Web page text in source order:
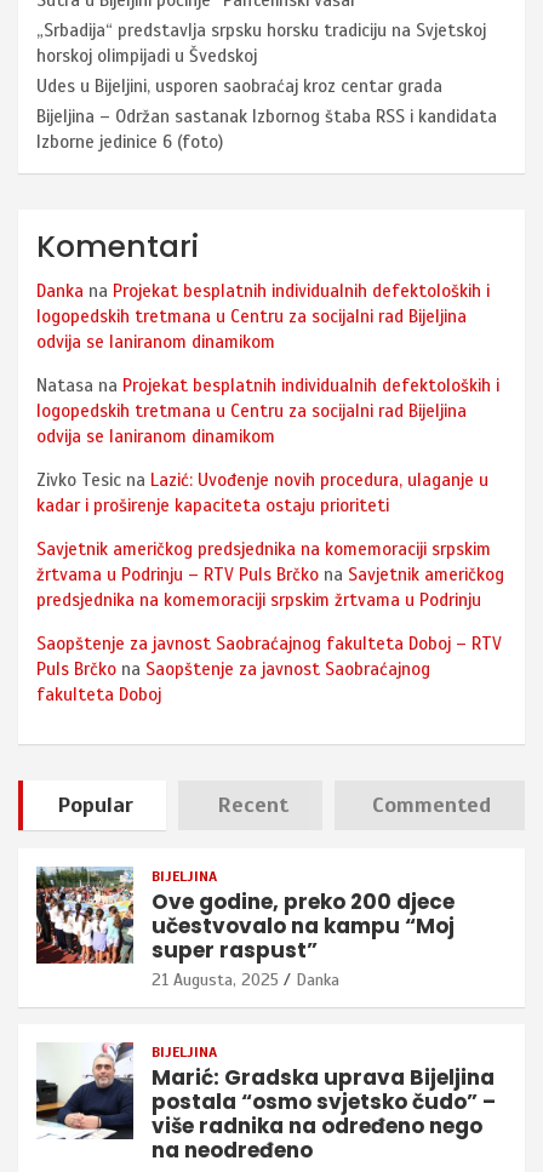
„Srbadija“ predstavlja srpsku horsku tradiciju na Svjetskoj
horskoj olimpijadi u Švedskoj
Udes u Bijeljini, usporen saobraćaj kroz centar grada
Bijeljina – Održan sastanak Izbornog štaba RSS i kandidata
Izborne jedinice 6 (foto)
Komentari
Danka na Projekat besplatnih individualnih defektoloških i
logopedskih tretmana u Centru za socijalni rad Bijeljina
odvija se laniranom dinamikom
Natasa na Projekat besplatnih individualnih defektoloških i
logopedskih tretmana u Centru za socijalni rad Bijeljina
odvija se laniranom dinamikom
Zivko Tesic na Lazić: Uvođenje novih procedura, ulaganje u
kadar i proširenje kapaciteta ostaju prioriteti
Savjetnik američkog predsjednika na komemoraciji srpskim
žrtvama u Podrinju – RTV Puls Brčko na Savjetnik američkog
predsjednika na komemoraciji srpskim žrtvama u Podrinju
Saopštenje za javnost Saobraćajnog fakulteta Doboj – RTV
Puls Brčko na Saopštenje za javnost Saobraćajnog
fakulteta Doboj
Popular Recent Commented
BIJELJINA
Ove godine, preko 200 djece
učestvovalo na kampu “Moj
super raspust”
21 Augusta, 2025 Danka
BIJELJINA
Marić: Gradska uprava Bijeljina
postala “osmo svjetsko čudo” –
više radnika na određeno nego
na neodređeno